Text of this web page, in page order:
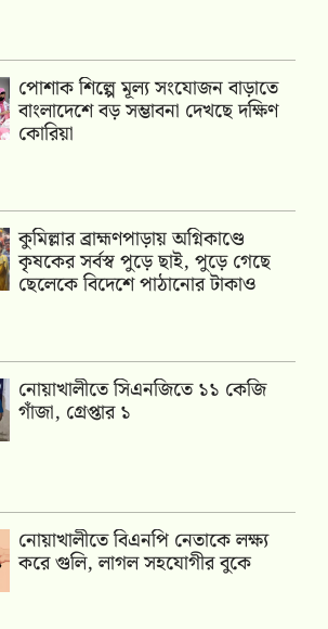
পোশাক শিল্পে মূল্য সংযোজন বাড়াতে
বাংলাদেশে বড় সম্ভাবনা দেখছে দক্ষিণ
কোরিয়া
কুমিল্লার ব্রাহ্মণপাড়ায় অগ্নিকাণ্ডে
কৃষকের সর্বস্ব পুড়ে ছাই, পুড়ে গেছে
ছেলেকে বিদেশে পাঠানোর টাকাও
নোয়াখালীতে সিএনজিতে ১১ কেজি
গাঁজা, গ্রেপ্তার ১
নোয়াখালীতে বিএনপি নেতাকে লক্ষ্য
করে গুলি, লাগল সহযোগীর বুকে